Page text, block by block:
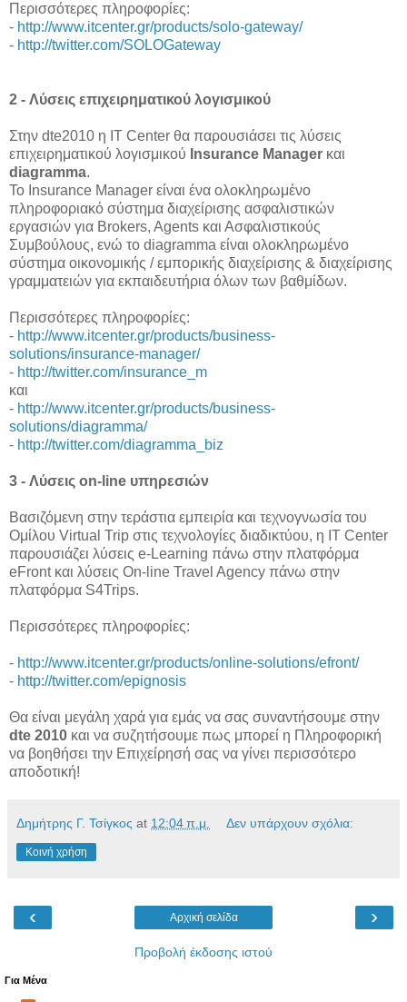
Περισσότερες πληροφορίες:
- http://www.itcenter.gr/products/solo-gateway/
- http://twitter.com/SOLOGateway
2 - Λύσεις επιχειρηματικού λογισμικού
Στην dte2010 η IT Center θα παρουσιάσει τις λύσεις
επιχειρηματικού λογισμικού Insurance Manager και
diagramma.
To Insurance Manager είναι ένα ολοκληρωμένο
πληροφοριακό σύστημα διαχείρισης ασφαλιστικών
εργασιών για Brokers, Agents και Ασφαλιστικούς
Συμβούλους, ενώ το diagramma είναι ολοκληρωμένο
σύστημα οικονομικής / εμπορικής διαχείρισης & διαχείρισης
γραμματειών για εκπαιδευτήρια όλων των βαθμίδων.
Περισσότερες πληροφορίες:
- http://www.itcenter.gr/products/business-
solutions/insurance-manager/
- http://twitter.com/insurance_m
και
- http://www.itcenter.gr/products/business-
solutions/diagramma/
- http://twitter.com/diagramma_biz
3 - Λύσεις on-line υπηρεσιών
Βασιζόμενη στην τεράστια εμπειρία και τεχνογνωσία του
Ομίλου Virtual Trip στις τεχνολογίες διαδικτύου, η IT Center
παρουσιάζει λύσεις e-Learning πάνω στην πλατφόρμα
eFront και λύσεις On-line Travel Agency πάνω στην
πλατφόρμα S4Trips.
Περισσότερες πληροφορίες:
- http://www.itcenter.gr/products/online-solutions/efront/
- http://twitter.com/epignosis
Θα είναι μεγάλη χαρά για εμάς να σας συναντήσουμε στην
dte 2010 και να συζητήσουμε πως μπορεί η Πληροφορική
να βοηθήσει την Επιχείρησή σας να γίνει περισσότερο
αποδοτική!
Δημήτρης Γ. Τσίγκος at 12:04 π.μ. Δεν υπάρχουν σχόλια:
Κοινή χρήση
‹ ›
Αρχική σελίδα
Προβολή έκδοσης ιστού
Για Μένα